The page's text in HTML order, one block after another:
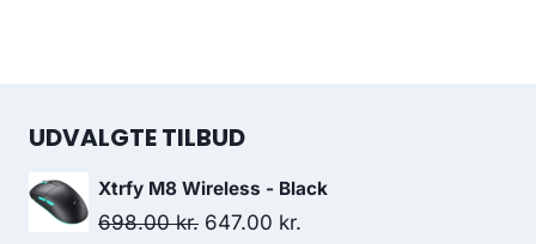
UDVALGTE TILBUD
Xtrfy M8 Wireless - Black
698.00kr. Original
647.00 kr.